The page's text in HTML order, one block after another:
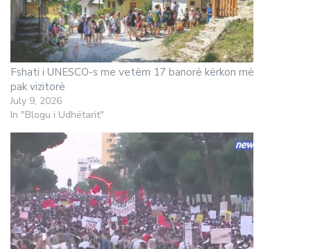
Fshati i UNESCO-s me vetëm 17 banorë kërkon më
pak vizitorë
July 9, 2026
In "Blogu i Udhëtarit"